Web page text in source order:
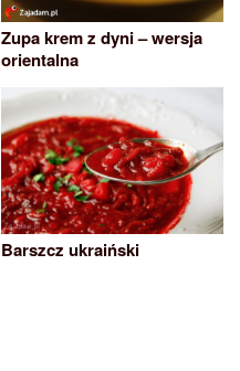
Zupa krem z dyni – wersja
orientalna
Barszcz ukraiński